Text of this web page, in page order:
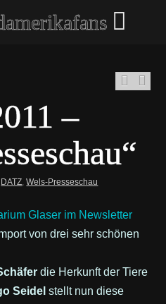
–
DATZ,Wels-Presseschau
Glaser im Newsletter
von drei sehr schönen
die Herkunft der Tiere
Seidel stellt nun diese